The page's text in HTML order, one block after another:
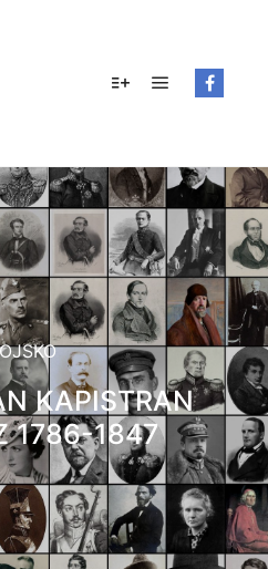
KAPISTRAN
1786-1847